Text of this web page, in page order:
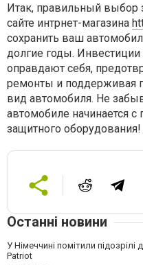
Итак, правильный выбор
сайте интрнет-магазина
сохранить ваш
долгие годы.
оправдают себя,
ремонты и поддерживая
вид автомобиля. Не
автомобиле начинается
защитного оборудования!
Останні новини
У Німеччині помітили
Patriot